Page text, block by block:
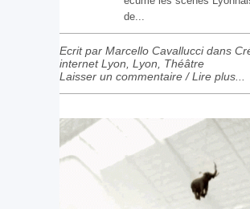
de...
Ecrit par Marcello Cavallucci dans
internet Lyon Lyon
Théâtre
Laisser un commentaire /Lire plus...